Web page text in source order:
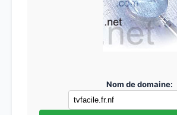
Nom de domaine: